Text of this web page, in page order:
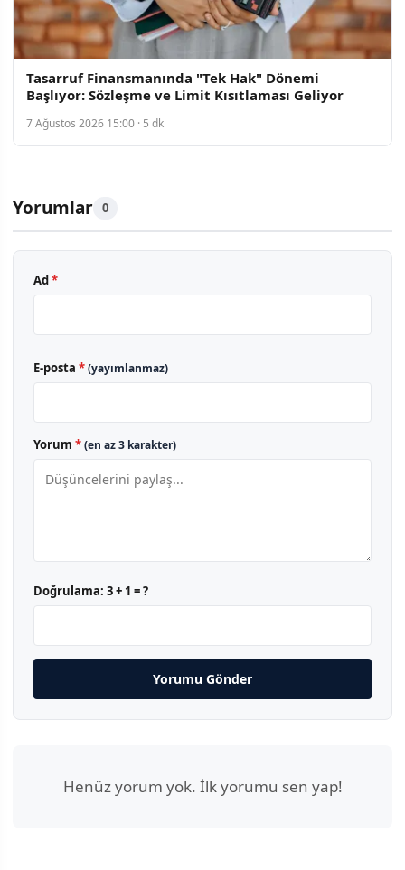
Tasarruf Finansmanında "Tek Hak" Dönemi
Başlıyor: Sözleşme ve Limit Kısıtlaması Geliyor
7 Ağustos 2026 15:00 · 5 dk
Yorumlar 0
Ad*
E-posta *(yayımlanmaz)
Yorum *(en az 3 karakter)
Doğrulama: 3 + 1 = ?
Yorumu Gönder
Henüz yorum yok. İlk yorumu sen yap!